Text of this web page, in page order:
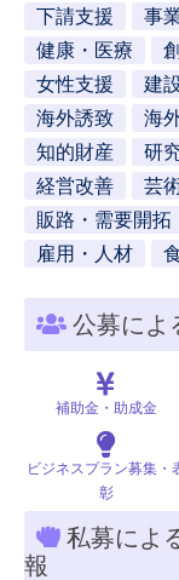
下請支援
事
健康・医療
女性支援
建
海外誘致
海
知的財産
研
経営改善
芸
販路・需要開拓
雇用・人材
公募によ
補助金・助成金
ビジネスプラン募集・
彰
私募によ
報